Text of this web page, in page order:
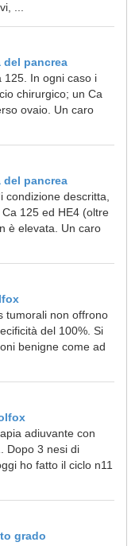
...
pancrea
125. In ogni caso i
chirurgico; un Ca
ovaio. Un caro
pancrea
descritta,
Ca 125 ed HE4 (oltre
è elevata. Un caro
tumorali non offrono
del 100%. Si
benigne come ad
adiuvante con
Dopo 3 nesi di
ho fatto il ciclo n11
grado